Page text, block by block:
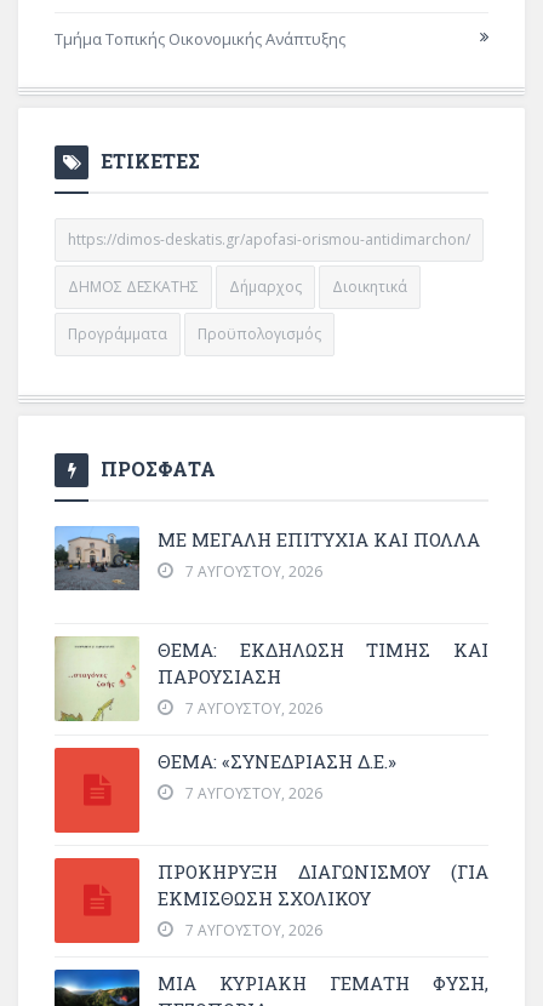
Τμήμα Τοπικής Οικονομικής Ανάπτυξης
ΕΤΙΚΕΤΕΣ
https://dimos-deskatis.gr/apofasi-orismou-antidimarchon/
ΔΗΜΟΣ ΔΕΣΚΑΤΗΣ Δήμαρχος Διοικητικά
Προγράμματα Προϋπολογισμός
ΠΡΟΣΦΑΤΑ
ΜΕ ΜΕΓΆΛΗ ΕΠΙΤΥΧΊΑ ΚΑΙ ΠΟΛΛΆ
7 ΑΥΓΟΎΣΤΟΥ, 2026
ΘΈΜΑ: ΕΚΔΉΛΩΣΗ ΤΙΜΉΣ ΚΑΙ
ΠΑΡΟΥΣΊΑΣΗ
7 ΑΥΓΟΎΣΤΟΥ, 2026
ΘΕΜΑ: «ΣΥΝΕΔΡΊΑΣΗ Δ.Ε.»
7 ΑΥΓΟΎΣΤΟΥ, 2026
ΠΡΟΚΗΡΥΞΗ ΔΙΑΓΩΝΙΣΜΟΥ (ΓΙΑ
ΕΚΜΊΣΘΩΣΗ ΣΧΟΛΙΚΟΎ
7 ΑΥΓΟΎΣΤΟΥ, 2026
ΜΙΑ ΚΥΡΙΑΚΉ ΓΕΜΆΤΗ ΦΎΣΗ,